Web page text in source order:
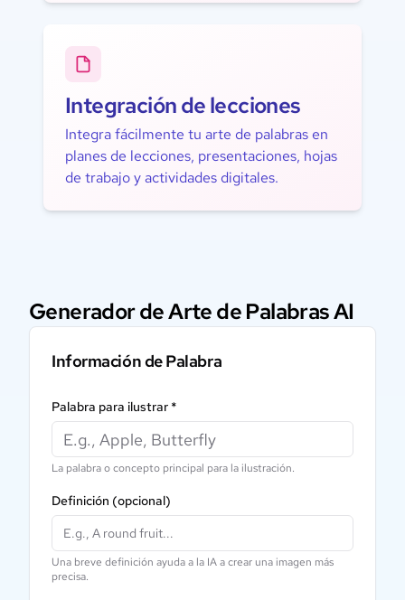
Integración de lecciones
Integra fácilmente tu arte de palabras en
planes de lecciones, presentaciones, hojas
de trabajo y actividades digitales.
Generador de Arte de Palabras AI
Información de Palabra
Palabra para ilustrar *
La palabra o concepto principal para la ilustración.
Definición (opcional)
Una breve definición ayuda a la IA a crear una imagen más
precisa.